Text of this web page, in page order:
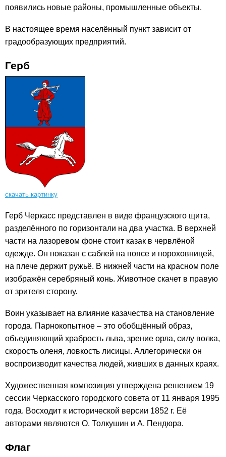
появились новые районы, промышленные объекты.
В настоящее время населённый пункт зависит от
градообразующих предприятий.
Герб
скачать картинку
Герб Черкасс представлен в виде французского щита,
разделённого по горизонтали на два участка. В верхней
части на лазоревом фоне стоит казак в червлёной
одежде. Он показан с саблей на поясе и пороховницей,
на плече держит ружьё. В нижней части на красном поле
изображён серебряный конь. Животное скачет в правую
от зрителя сторону.
Воин указывает на влияние казачества на становление
города. Парнокопытное – это обобщённый образ,
объединяющий храбрость льва, зрение орла, силу волка,
скорость оленя, ловкость лисицы. Аллегорически он
воспроизводит качества людей, живших в данных краях.
Художественная композиция утверждена решением 19
сессии Черкасского городского совета от 11 января 1995
года. Восходит к исторической версии 1852 г. Её
авторами являются О. Толкушин и А. Пендюра.
Флаг